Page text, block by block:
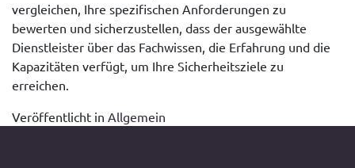
vergleichen, Ihre spezifischen Anforderungen zu
bewerten und sicherzustellen, dass der ausgewählte
Dienstleister über das Fachwissen, die Erfahrung und die
Kapazitäten verfügt, um Ihre Sicherheitsziele zu
erreichen.
Veröffentlicht in Allgemein